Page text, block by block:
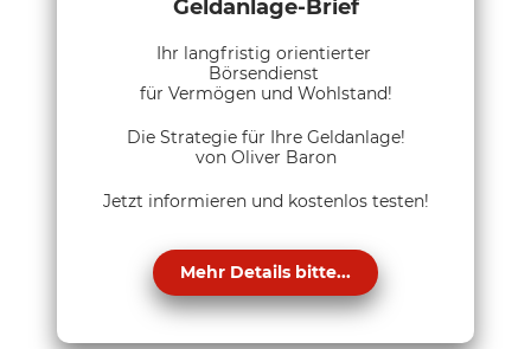
Geldanlage-Brief
Ihr langfristig orientierter
Börsendienst
für Vermögen und Wohlstand!
Die Strategie für Ihre Geldanlage!
von Oliver Baron
Jetzt informieren und kostenlos testen!
Mehr Details bitte...